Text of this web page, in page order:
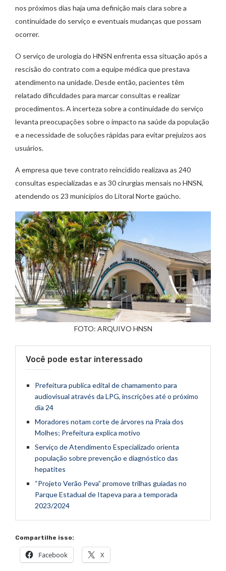
nos próximos dias haja uma definição mais clara sobre a
continuidade do serviço e eventuais mudanças que possam
ocorrer.
O serviço de urologia do HNSN enfrenta essa situação após a
rescisão do contrato com a equipe médica que prestava
atendimento na unidade. Desde então, pacientes têm
relatado dificuldades para marcar consultas e realizar
procedimentos. A incerteza sobre a continuidade do serviço
levanta preocupações sobre o impacto na saúde da população
e a necessidade de soluções rápidas para evitar prejuízos aos
usuários.
A empresa que teve contrato reincidido realizava as 240
consultas especializadas e as 30 cirurgias mensais no HNSN,
atendendo os 23 municípios do Litoral Norte gaúcho.
FOTO: ARQUIVO HNSN
Você pode estar interessado
Prefeitura publica edital de chamamento para
audiovisual através da LPG, inscrições até o próximo
dia 24
Moradores notam corte de árvores na Praia dos
Molhes; Prefeitura explica motivo
Serviço de Atendimento Especializado orienta
população sobre prevenção e diagnóstico das
hepatites
“Projeto Verão Peva” promove trilhas guiadas no
Parque Estadual de Itapeva para a temporada
2023/2024
Compartilhe isso:
Facebook X